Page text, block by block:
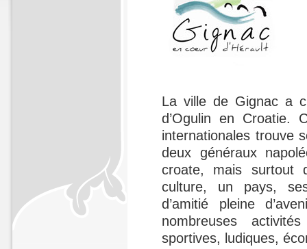
La ville de Gignac a
d’Ogulin en Croatie.
internationales trouve
deux généraux
croate, mais surtout
culture, un pays,
d’amitié pleine
nombreuses
sportives, ludiques,